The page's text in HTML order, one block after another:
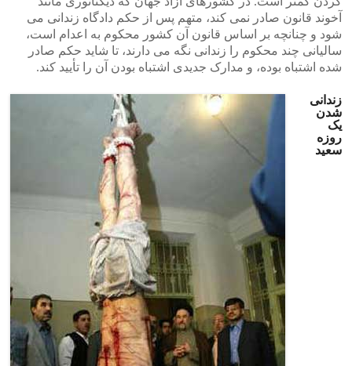
آخوند قانون صادر نمی کند، متهم پس از حکم دادگاه زندانی می
شود و چنانچه بر اساس قانون آن کشور محکوم به اعدام است،
سالیانی چند محکوم را زندانی نگه می دارند، تا شاید حکم صادر
شده اشتباه بوده، و مدارک جدیدی اشتباه بودن آن را تأیید کند.
زندانی
شدن
یک
روزه
سعید